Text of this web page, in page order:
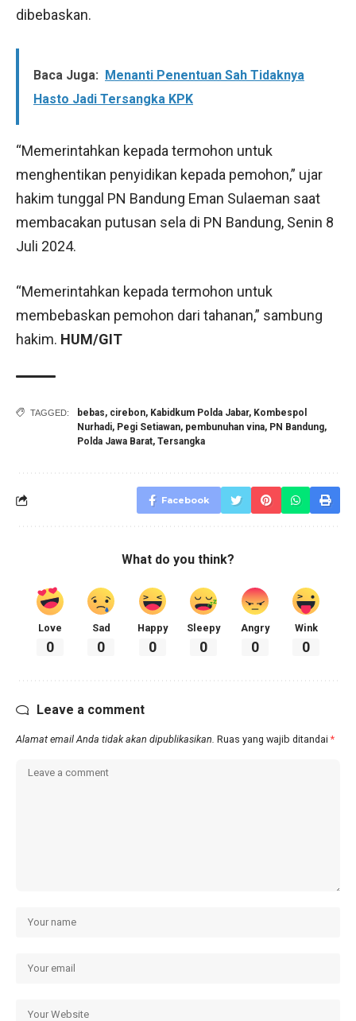
dibebaskan.
Baca Juga: Menanti Penentuan Sah Tidaknya
Hasto Jadi Tersangka KPK
“Memerintahkan kepada termohon untuk
menghentikan penyidikan kepada pemohon,” ujar
hakim tunggal PN Bandung Eman Sulaeman saat
membacakan putusan sela di PN Bandung, Senin 8
Juli 2024.
“Memerintahkan kepada termohon untuk
membebaskan pemohon dari tahanan,” sambung
hakim. HUM/GIT
TAGGED: bebas, cirebon, Kabidkum Polda Jabar, Kombespol
Nurhadi, Pegi Setiawan, pembunuhan vina, PN Bandung,
Polda Jawa Barat, Tersangka
Facebook
What do you think?
Love
0
Sad
0
Happy
0
Sleepy
0
Angry
0
Wink
0
Leave a comment
Alamat email Anda tidak akan dipublikasikan. Ruas yang wajib ditandai *